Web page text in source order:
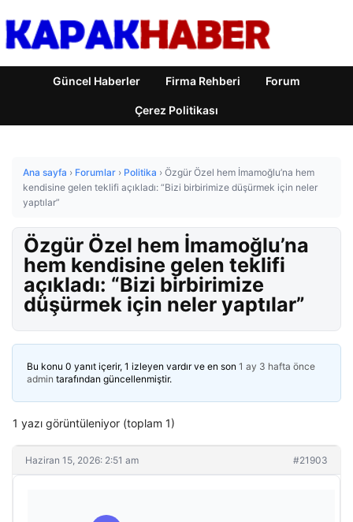
Güncel Haberler Firma Rehberi Forum
Çerez Politikası
Ana sayfa › Forumlar › Politika › Özgür Özel hem İmamoğlu’na hem
kendisine gelen teklifi açıkladı: “Bizi birbirimize düşürmek için neler
yaptılar”
Özgür Özel hem İmamoğlu’na
hem kendisine gelen teklifi
açıkladı: “Bizi birbirimize
düşürmek için neler yaptılar”
Bu konu 0 yanıt içerir, 1 izleyen vardır ve en son 1 ay 3 hafta önce
admin tarafından güncellenmiştir.
1 yazı görüntüleniyor (toplam 1)
Haziran 15, 2026: 2:51 am #21903